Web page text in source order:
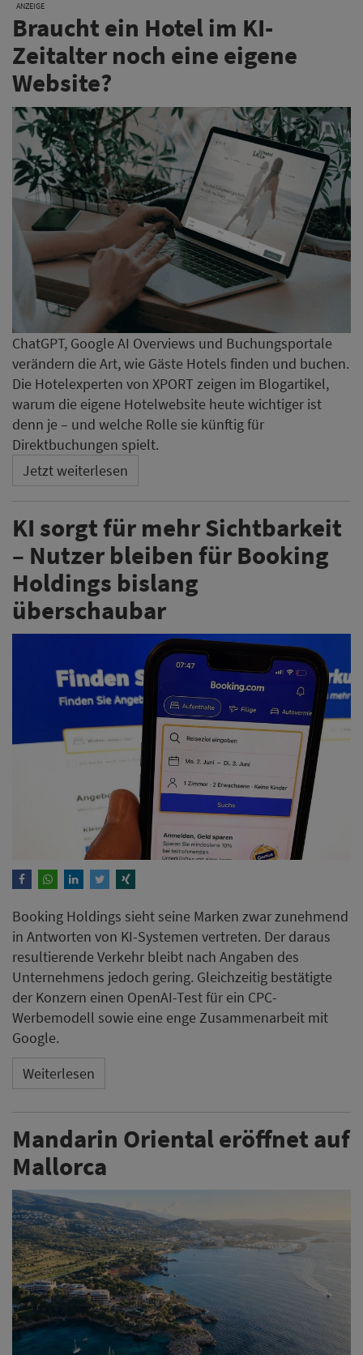
ANZEIGE
Braucht ein Hotel im KI-
Zeitalter noch eine eigene
Website?
ChatGPT, Google AI Overviews und Buchungsportale
verändern die Art, wie Gäste Hotels finden und buchen.
Die Hotelexperten von XPORT zeigen im Blogartikel,
warum die eigene Hotelwebsite heute wichtiger ist
denn je – und welche Rolle sie künftig für
Direktbuchungen spielt.
Jetzt weiterlesen
KI sorgt für mehr Sichtbarkeit
– Nutzer bleiben für Booking
Holdings bislang
überschaubar
Booking Holdings sieht seine Marken zwar zunehmend
in Antworten von KI-Systemen vertreten. Der daraus
resultierende Verkehr bleibt nach Angaben des
Unternehmens jedoch gering. Gleichzeitig bestätigte
der Konzern einen OpenAI-Test für ein CPC-
Werbemodell sowie eine enge Zusammenarbeit mit
Google.
Weiterlesen
Mandarin Oriental eröffnet auf
Mallorca